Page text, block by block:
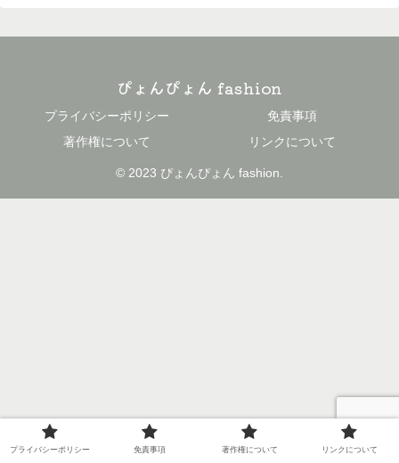
ぴょんぴょん fashion
プライバシーポリシー
免責事項
著作権について
リンクについて
© 2023 ぴょんぴょん fashion.
プライバシーポリシー 免責事項 著作権について リンクについて